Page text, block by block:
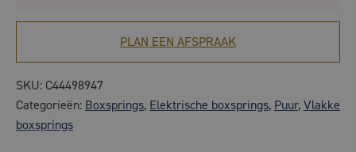
PLAN EEN AFSPRAAK
SKU: C44498947
Categorieën: Boxsprings, Elektrische boxsprings, Puur,Vlakke
boxsprings